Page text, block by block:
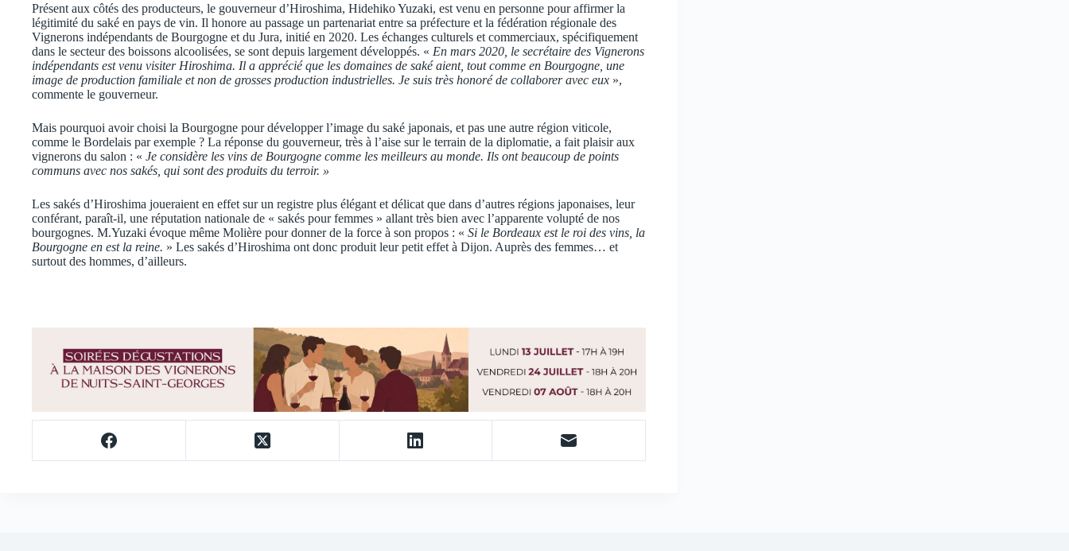
Présent aux côtés des producteurs, le gouverneur d’Hiroshima, Hidehiko Yuzaki, est venu en personne pour affirmer la
légitimité du saké en pays de vin. Il honore au passage un partenariat entre sa préfecture et la fédération régionale des
Vignerons indépendants de Bourgogne et du Jura, initié en 2020. Les échanges culturels et commerciaux, spécifiquement
dans le secteur des boissons alcoolisées, se sont depuis largement développés. « En mars 2020, le secrétaire des Vignerons
indépendants est venu visiter Hiroshima. Il a apprécié que les domaines de saké aient, tout comme en Bourgogne, une
image de production familiale et non de grosses production industrielles. Je suis très honoré de collaborer avec eux »,
commente le gouverneur.
Mais pourquoi avoir choisi la Bourgogne pour développer l’image du saké japonais, et pas une autre région viticole,
comme le Bordelais par exemple ? La réponse du gouverneur, très à l’aise sur le terrain de la diplomatie, a fait plaisir aux
vignerons du salon : « Je considère les vins de Bourgogne comme les meilleurs au monde. Ils ont beaucoup de points
communs avec nos sakés, qui sont des produits du terroir. »
Les sakés d’Hiroshima joueraient en effet sur un registre plus élégant et délicat que dans d’autres régions japonaises, leur
conférant, paraît-il, une réputation nationale de « sakés pour femmes » allant très bien avec l’apparente volupté de nos
bourgognes. M.Yuzaki évoque même Molière pour donner de la force à son propos : « Si le Bordeaux est le roi des vins, la
Bourgogne en est la reine. » Les sakés d’Hiroshima ont donc produit leur petit effet à Dijon. Auprès des femmes… et
surtout des hommes, d’ailleurs.